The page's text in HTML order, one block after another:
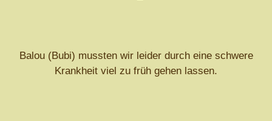
Balou (Bubi) mussten wir leider durch eine schwere
Krankheit viel zu früh gehen lassen.